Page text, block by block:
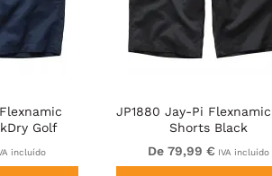
Golf
Blue
incluído
JP1880 Jay-Pi
Shorts Black
De 79,99 € IVA incluído